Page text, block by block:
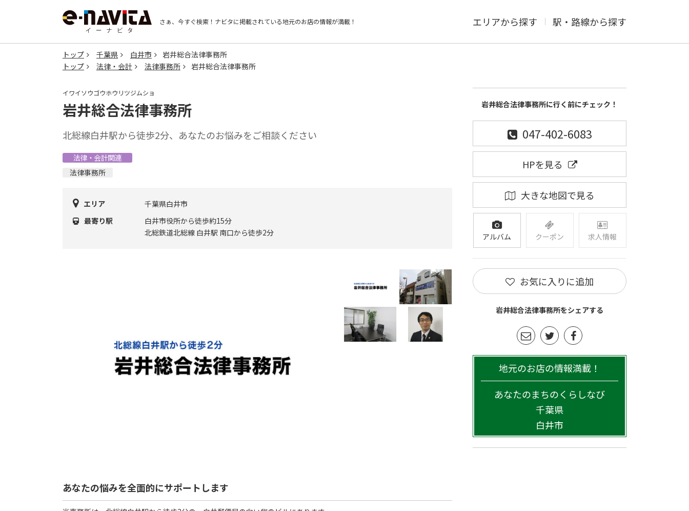
さぁ、今すぐ検索！ ナビタに掲載されている地元のお店の情報が満載！ エリアから探す 駅・路線から探す
トップ 千葉県 白井市
岩井総合法律事務所
トップ
法律・会計 法律事務所 岩井総合法律事務所
イワイソウゴウホウリツジムショ
岩井総合法律事務所
北総線白井駅から徒歩2分、あなたのお悩みをご相談ください
法律・会計関連
法律事務所
エリア
千葉県白井市
最寄り駅
白井市役所から徒歩約15分
北総鉄道北総線 白井駅 南口から徒歩2分
あなたの悩みを全面的にサポートします
岩井総合法律事務所に行く前にチェック！
047-402-6083
HPを見る
大きな地図で見る
アルバム クーポン 求人情報
お気に入りに追加
岩井総合法律事務所をシェアする
地元のお店の情報満載！
あなたのまちのくらしなび
千葉県
白井市